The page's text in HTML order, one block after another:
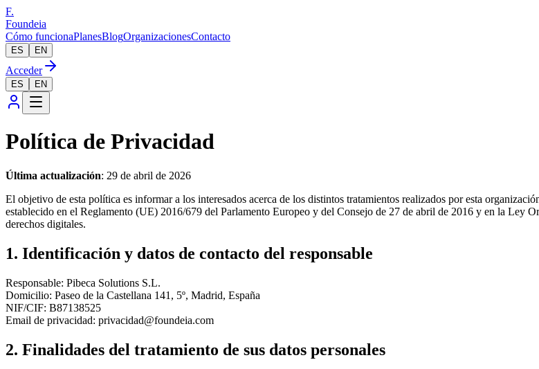
F.
Foundeia
Cómo funcionaPlanesBlogOrganizacionesContacto
ES EN
Acceder
ES EN
Política de Privacidad
Última actualización: 29 de abril de 2026
El objetivo de esta política es informar a los interesados acerca de los distintos tratamientos realizados por esta
establecido en el Reglamento (UE) 2016/679 del Parlamento Europeo y del Consejo de 27 de abril de 2016 y en la Ley
derechos digitales.
1. Identificación y datos de contacto del responsable
Responsable: Pibeca Solutions S.L.
Domicilio: Paseo de la Castellana 141, 5º, Madrid, España
NIF/CIF: B87138525
Email de privacidad: privacidad@foundeia.com
2. Finalidades del tratamiento de sus datos personales